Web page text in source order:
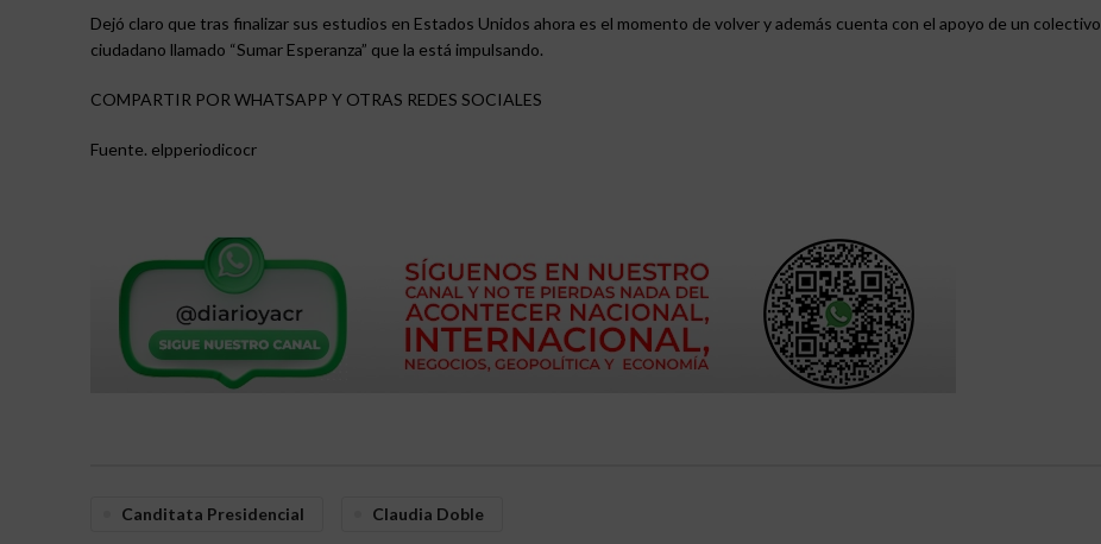
Dejó claro que tras finalizar sus estudios en Estados Unidos ahora es el momento de volver y además cuenta con el apoyo de un colectivo
ciudadano llamado “Sumar Esperanza” que la está impulsando.
COMPARTIR POR WHATSAPP Y OTRAS REDES SOCIALES
Fuente. elpperiodicocr
Canditata Presidencial Claudia Doble